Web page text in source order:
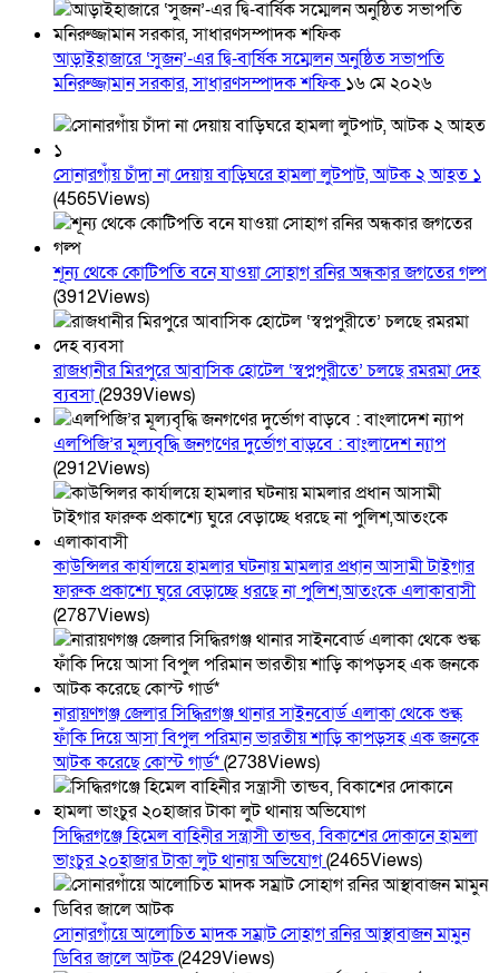
আড়াইহাজারে ‘সুজন’-এর দ্বি-বার্ষিক সম্মেলন অনুষ্ঠিত সভাপতি
মনিরুজ্জামান সরকার, সাধারণসম্পাদক শফিক ১৬ মে ২০২৬
সোনারগাঁয় চাঁদা না দেয়ায় বাড়িঘরে হামলা লুটপাট, আটক ২ আহত ১
(4565Views)
শূন্য থেকে কোটিপতি বনে যাওয়া সোহাগ রনির অন্ধকার জগতের গল্প
(3912Views)
রাজধানীর মিরপুরে আবাসিক হোটেল ‘স্বপ্নপুরীতে’ চলছে রমরমা দেহ
ব্যবসা(2939Views)
এলপিজি’র মূল্যবৃদ্ধি জনগণের দুর্ভোগ বাড়বে : বাংলাদেশ ন্যাপ
(2912Views)
কাউন্সিলর কার্যালয়ে হামলার ঘটনায় মামলার প্রধান আসামী টাইগার
ফারুক প্রকাশ্যে ঘুরে বেড়াচ্ছে ধরছে না পুলিশ,আতংকে এলাকাবাসী
(2787Views)
নারায়ণগঞ্জ জেলার সিদ্ধিরগঞ্জ থানার সাইনবোর্ড এলাকা থেকে শুল্ক
ফাঁকি দিয়ে আসা বিপুল পরিমান ভারতীয় শাড়ি কাপড়সহ এক জনকে
আটক করেছে কোস্ট গার্ড*(2738Views)
সিদ্ধিরগঞ্জে হিমেল বাহিনীর সন্ত্রাসী তান্ডব, বিকাশের দোকানে হামলা
ভাংচুর ২০হাজার টাকা লুট থানায় অভিযোগ(2465Views)
সোনারগাঁয়ে আলোচিত মাদক সম্রাট সোহাগ রনির আস্থাবাজন মামুন
ডিবির জালে আটক(2429Views)